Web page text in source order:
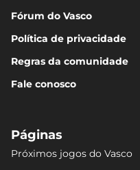
Fórum do Vasco
Política de privacidade
Regras da comunidade
Fale conosco
Páginas
Próximos jogos do Vasco